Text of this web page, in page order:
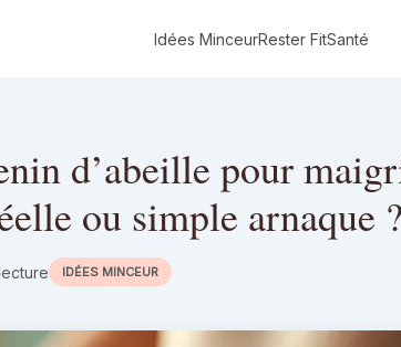
Idées MinceurRester FitSanté
d’abeille pour
ou simple arnaque ?
IDÉES MINCEUR